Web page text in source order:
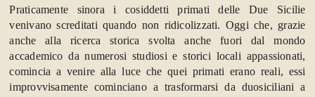
Praticamente sinora i cosiddetti primati delle Due Sicilie
venivano screditati quando non ridicolizzati. Oggi che, grazie
anche alla ricerca storica svolta anche fuori dal mondo
accademico da numerosi studiosi e storici locali appassionati,
comincia a venire alla luce che quei primati erano reali, essi
improvvisamente cominciano a trasformarsi da duosiciliani a